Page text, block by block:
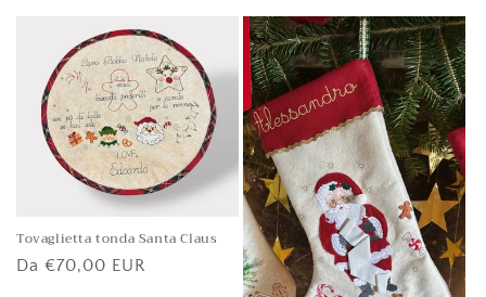
listino
Tovaglietta tonda Santa Claus
Prezzo
Da €70,00 EUR